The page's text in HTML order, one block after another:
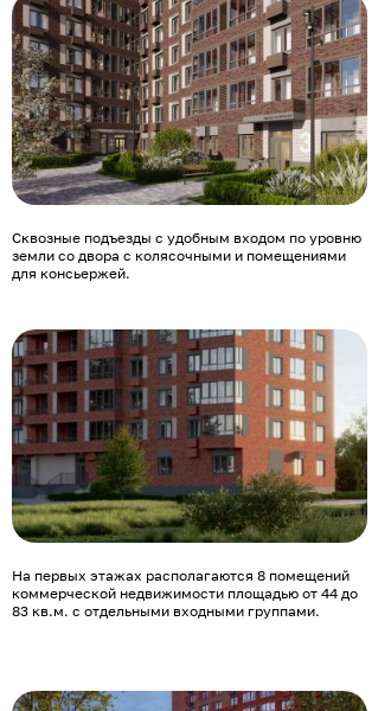
Сквозные подъезды с удобным входом по уровню
земли со двора с колясочными и помещениями
для консьержей.
На первых этажах располагаются 8 помещений
коммерческой недвижимости площадью от 44 до
83 кв.м. с отдельными входными группами.